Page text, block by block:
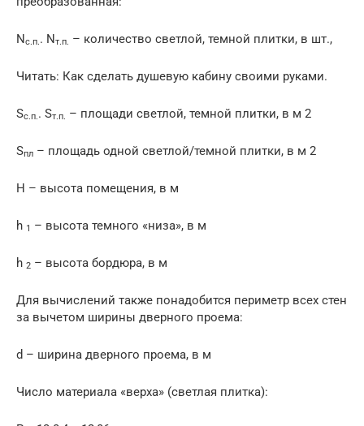
Nс.п.. Nт.п. – количество светлой, темной плитки, в шт.,
Читать: Как сделать душевую кабину своими руками.
Sс.п.. Sт.п. – площади светлой, темной плитки, в м 2
Sпл – площадь одной светлой/темной плитки, в м 2
H – высота помещения, в м
h 1 – высота темного «низа», в м
h 2 – высота бордюра, в м
Для вычислений также понадобится периметр всех стен
за вычетом ширины дверного проема:
d – ширина дверного проема, в м
Число материала «верха» (светлая плитка):